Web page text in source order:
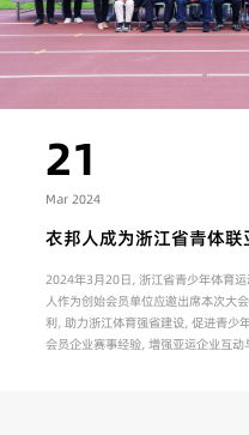
21
Mar 2024
衣邦人成为浙江省青体
2024年3月20日，浙江省青少年体育
人作为创始会员单位应邀出席本次大
利，助力浙江体育强省建设，促进青少
会员企业赛事经验，增强亚运企业互动